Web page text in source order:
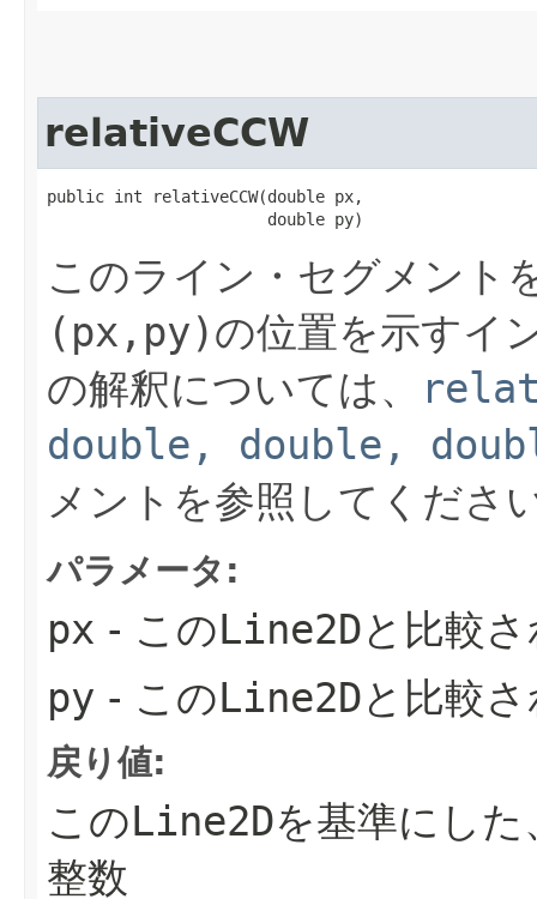
relativeCCW
public int relativeCCW​(double px,
                       double py)
このライン・セグメント
(px,py)の位置を示すイ
の解釈については、
double, double,
メントを参照してくださ
パラメータ:
px - このLine2Dと比較
py - このLine2Dと比較
戻り値:
このLine2Dを基準にし
整数